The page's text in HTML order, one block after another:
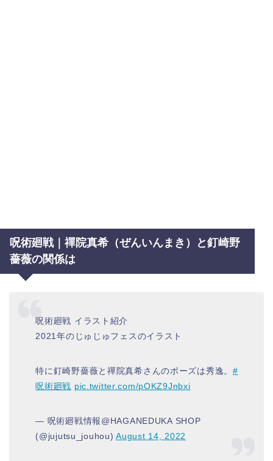
呪術廻戦｜禪院真希（ぜんいんまき）と釘崎野
薔薇の関係は
呪術廻戦 イラスト紹介
2021年のじゅじゅフェスのイラスト
特に釘崎野薔薇と禪院真希さんのポーズは秀逸。#
呪術廻戦 pic.twitter.com/pOKZ9Jnbxi
— 呪術廻戦情報@HAGANEDUKA SHOP
(@jujutsu_jouhou)August 14, 2022